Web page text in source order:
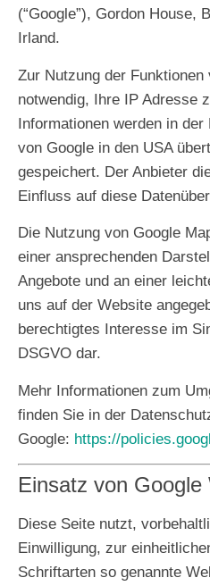
(“Google”), Gordon House,
Irland.
Zur Nutzung der
notwendig, Ihre IP Adresse
Informationen werden in
von Google in den USA
gespeichert. Der Anbieter
Einfluss auf diese
Die Nutzung von Google
einer ansprechenden
Angebote und an einer
uns auf der Website
berechtigtes Interesse im
DSGVO dar.
Mehr Informationen zum
finden Sie in der
Google: https://
Einsatz von Google
Diese Seite nutzt,
Einwilligung, zur
Schriftarten so genannte